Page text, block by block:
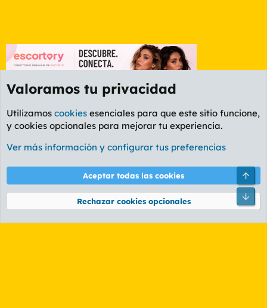
Etiquetas
Cookies
PL OLDSTYLE AMARILLO
Términos y reglas Política de privacidad Ayuda
Community platform by XenForo® © 2010-2026 XenForo Ltd.
Valoramos tu privacidad
Utilizamos cookies esenciales para que este sitio funcione,
y cookies opcionales para mejorar tu experiencia.
Ver más información y configurar tus preferencias
Aceptar todas las cookies
Rechazar cookies opcionales
Pie